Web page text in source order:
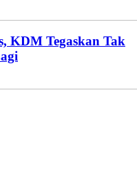
KDM Tegaskan Tak